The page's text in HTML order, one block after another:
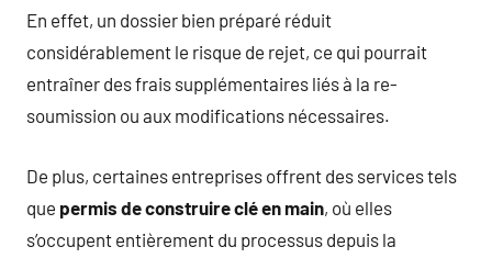
En effet, un dossier bien préparé réduit
considérablement le risque de rejet, ce qui pourrait
entraîner des frais supplémentaires liés à la re-
soumission ou aux modifications nécessaires.
De plus, certaines entreprises offrent des services tels
que permis de construire clé en main, où elles
s’occupent entièrement du processus depuis la